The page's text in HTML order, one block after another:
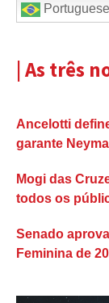
Portuguese
| As três
Ancelotti
garante
Mogi das
todos os
Senado
Feminina de